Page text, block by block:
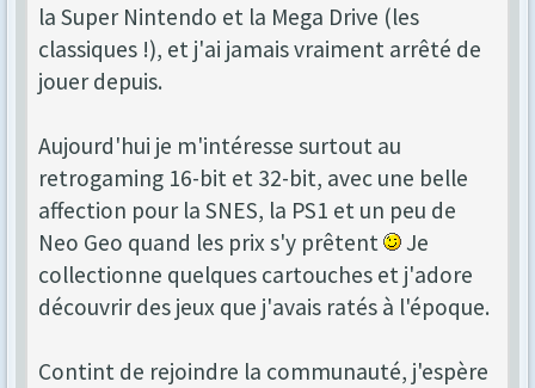
la Super Nintendo et la Mega Drive (les
classiques !), et j'ai jamais vraiment arrêté de
jouer depuis.
Aujourd'hui je m'intéresse surtout au
retrogaming 16-bit et 32-bit, avec une belle
affection pour la SNES, la PS1 et un peu de
Neo Geo quand les prix s'y prêtent
Je
collectionne quelques cartouches et j'adore
découvrir des jeux que j'avais ratés à l'époque.
Contint de rejoindre la communauté, j'espère